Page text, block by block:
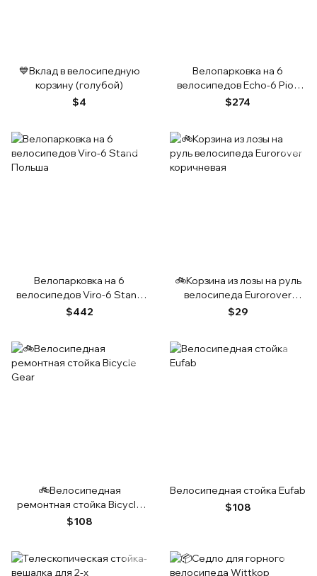
💙Вклад в велосипедную
корзину (голубой)
$4
Велопарковка на 6
велосипедов Echo-6 Pion
Польша
$274
Велопарковка на 6
велосипедов Viro-6 Stand
Польша
$442
🚲Корзина из лозы на руль
велосипеда Eurorover
коричневая
$29
🚲Велосипедная
ремонтная стойка Bicycle
Gear
$108
Велосипедная стойка Eufab
$108